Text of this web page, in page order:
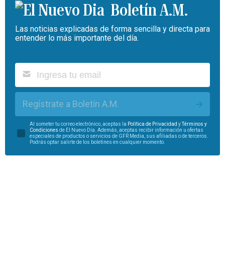
Boletín A.M.
Las noticias explicadas de forma sencilla y directa para
entender lo más importante del día.
Regístrate a Boletín A.M.
Al someter tu correo electrónico, aceptas la Política de Privacidad yTérminos y
Condiciones de El Nuevo Día. Además, aceptas recibir información u ofertas
especiales de productos o servicios de GFR Media, sus afiliadas o de terceros.
Podrás optar salirte de los boletines en cualquier momento.